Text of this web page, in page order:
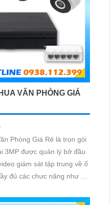
VĂN PHÒNG GIÁ
Phòng Giá Rẻ là trọn gói
3MP được quản lý bở đầu
giám sát tập trung về ổ
đủ các chưc năng như AI